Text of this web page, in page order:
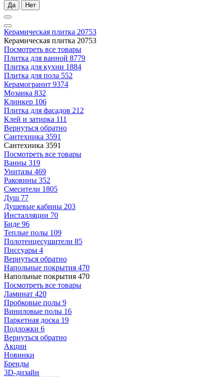
Да Нет
Керамическая плитка 20753
Керамическая плитка 20753
Посмотреть все товары
Плитка для ванной 8779
Плитка для кухни 1884
Плитка для пола 552
Керамогранит 9374
Мозаика 832
Клинкер 106
Плитка для фасадов 212
Клей и затирка 111
Вернуться обратно
Сантехника 3591
Сантехника 3591
Посмотреть все товары
Ванны 319
Унитазы 469
Раковины 352
Смесители 1805
Душ 77
Душевые кабины 203
Инсталляции 70
Биде 96
Теплые полы 109
Полотенцесушители 85
Писсуары 4
Вернуться обратно
Напольные покрытия 470
Напольные покрытия 470
Посмотреть все товары
Ламинат 420
Пробковые полы 9
Виниловые полы 16
Паркетная доска 19
Подложки 6
Вернуться обратно
Акции
Новинки
Бренды
3D-дизайн